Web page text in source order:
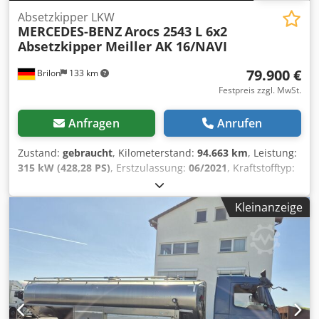
Brilon 133 km
Absetzkipper LKW
MERCEDES-BENZArocs 2543 L 6x2
Absetzkipper Meiller AK 16/NAVI
79.900 €
Festpreis zzgl. MwSt.
Anfragen Anrufen
Zustand: gebraucht, Kilometerstand: 94.663 km, Leistung:
315 kW (428,28 PS), Erstzulassung: 06/2021, Kraftstofftyp:
26.000 kg
Achsen, Farbe:Blau, Getriebetyp:Automatisch,
, Baujahr:2021, Ausstattung: ABS,
Elektronisches Stabilitätsprogramm (ESP), Klimaanlage,
Navigationssystem, Rußfilter, Interne Fahrzeugnr.:
96828A Mercedes-Benz Arocs 2543 L 6x2 Absetzkipper
über 7,5t ? robust, effizient, einsatzbereit Dieser unfallfreie
Mercedes-Benz Arocs überzeugt als zuverlässiger LKW für
harte Baustellen- und Transportaufgaben. Als
Kleinanzeige